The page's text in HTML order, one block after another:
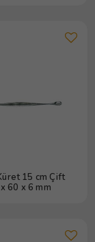
15 cm Çift
60 x 6 mm